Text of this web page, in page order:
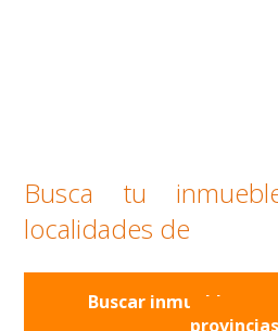
Busca tu
localidades de
Buscar inmuebles
provincias